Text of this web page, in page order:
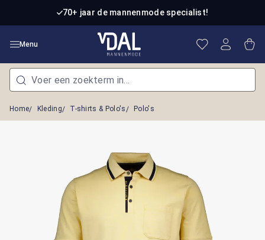
Ga naar de hoofdinhoud70+ jaar de mannenmode specialist!
Menu Je hebt 0
Home Kleding T-shirts & Polo's Polo's